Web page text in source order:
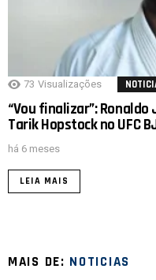
73 Visualizações
“Vou finalizar”:
Tarik Hopstock no UFC
há 6 meses
LEIA MAIS
MAIS DE: NOTICIAS